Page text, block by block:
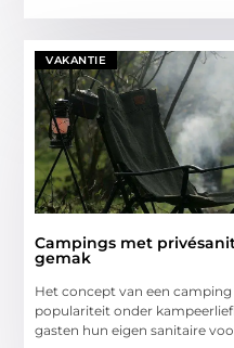
VAKANTIE
Campings met
gemak
Het concept van een
populariteit onder
gasten hun eigen sanitaire